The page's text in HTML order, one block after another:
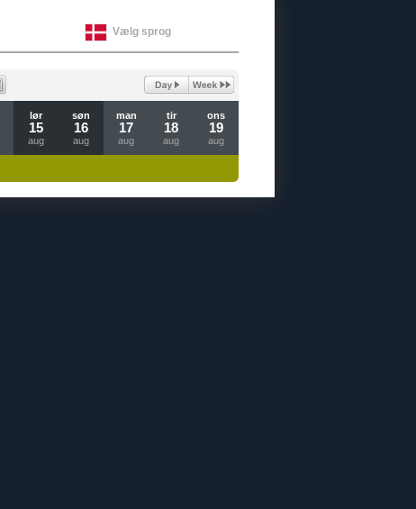
Vælg sprog
lør
15
aug
søn
16
aug
man
17
aug
tir
18
aug
ons
19
aug